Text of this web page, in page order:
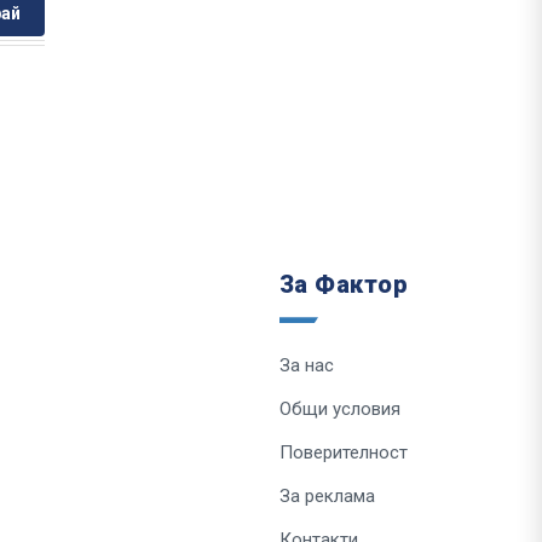
За Фактор
За нас
Общи условия
Поверителност
За реклама